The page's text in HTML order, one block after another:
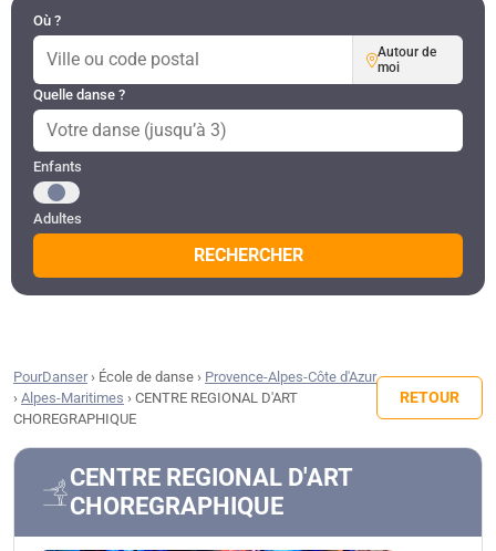
Où ?
Autour de
moi
Quelle danse ?
Public recherché
Enfants
Adultes
RECHERCHER
PourDanser› École de danse › Provence-Alpes-Côte d'Azur
› Alpes-Maritimes › CENTRE REGIONAL D'ART
CHOREGRAPHIQUE
RETOUR
CENTRE REGIONAL D'ART
CHOREGRAPHIQUE